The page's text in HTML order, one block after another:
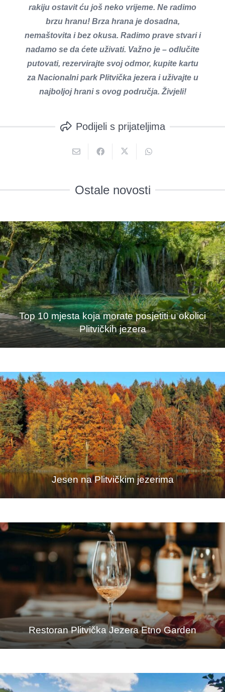
rakiju ostavit ću još neko vrijeme. Ne radimo
brzu hranu! Brza hrana je dosadna,
nemaštovita i bez okusa. Radimo prave stvari i
nadamo se da ćete uživati. Važno je – odlučite
putovati, rezervirajte svoj odmor, kupite kartu
za Nacionalni park Plitvička jezera i uživajte u
najboljoj hrani s ovog područja. Živjeli!
Podijeli s prijateljima
Ostale novosti
Top 10 mjesta koja morate posjetiti u okolici
Plitvičkih jezera
Jesen na Plitvičkim jezerima
Restoran Plitvička Jezera Etno Garden